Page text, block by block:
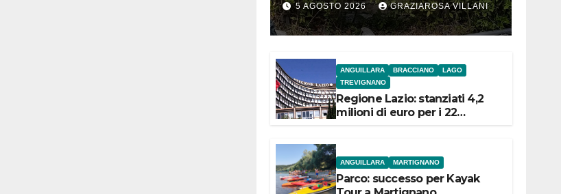
5 AGOSTO 2026 GRAZIAROSA VILLANI
ANGUILLARA BRACCIANO
LAGO
TREVIGNANO
Regione Lazio: stanziati 4,2
milioni di euro per i 22
ANGUILLARA MARTIGNANO
Parco: successo per Kayak